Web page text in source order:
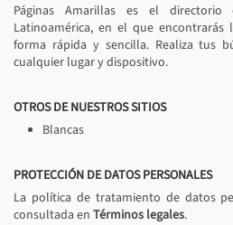
Páginas Amarillas es el
Latinoamérica, en el que
forma rápida y sencilla. Realiza tus
cualquier lugar y dispositivo.
OTROS DE NUESTROS SITIOS
Blancas
PROTECCIÓN DE DATOS PERSONALES
La política de tratamiento de datos
consultada en Términos legales.